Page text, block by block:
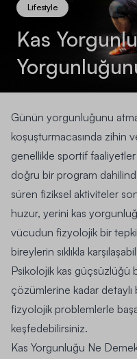
Lifestyle
Kas
Günün yorgunluğunu
koşuşturmacasında zihin
genellikle sportif
doğru bir program
süren fiziksel aktiviteler
huzur, yerini kas
vücudun fizyolojik bir
bireylerin sıklıkla
Psikolojik kas güçsüzlüğü
çözümlerine kadar detaylı
fizyolojik problemlerle başa
keşfedebilirsiniz.
Kas Yorgunluğu Ne